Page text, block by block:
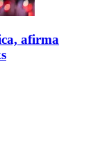
afirma